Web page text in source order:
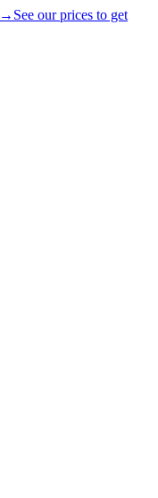
→ See our prices to get